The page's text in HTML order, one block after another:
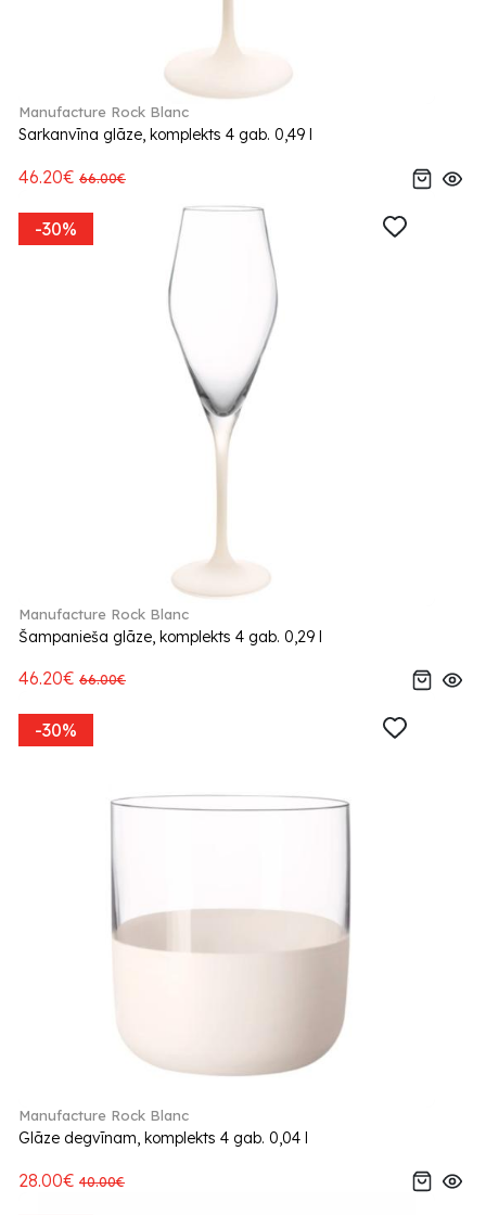
Manufacture Rock Blanc
Sarkanvīna glāze, komplekts 4 gab. 0,49 l
46.20€ 66.00€
-30%
Manufacture Rock Blanc
Šampanieša glāze, komplekts 4 gab. 0,29 l
46.20€ 66.00€
-30%
Manufacture Rock Blanc
Glāze degvīnam, komplekts 4 gab. 0,04 l
28.00€ 40.00€